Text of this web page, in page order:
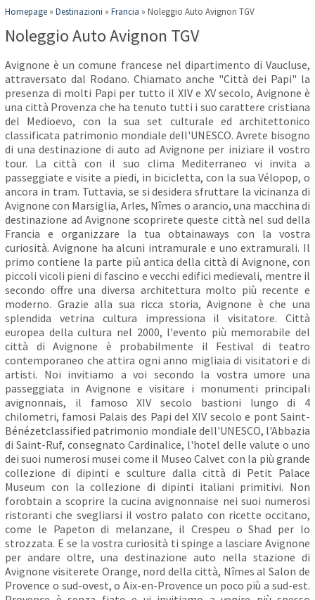
Homepage » Destinazioni » Francia » Noleggio Auto Avignon TGV
Noleggio Auto Avignon TGV
Avignone è un comune francese nel dipartimento di Vaucluse,
attraversato dal Rodano. Chiamato anche "Città dei Papi" la
presenza di molti Papi per tutto il XIV e XV secolo, Avignone è
una città Provenza che ha tenuto tutti i suo carattere cristiana
del Medioevo, con la sua set culturale ed architettonico
classificata patrimonio mondiale dell'UNESCO. Avrete bisogno
di una destinazione di auto ad Avignone per iniziare il vostro
tour. La città con il suo clima Mediterraneo vi invita a
passeggiate e visite a piedi, in bicicletta, con la sua Vélopop, o
ancora in tram. Tuttavia, se si desidera sfruttare la vicinanza di
Avignone con Marsiglia, Arles, Nîmes o arancio, una macchina di
destinazione ad Avignone scoprirete queste città nel sud della
Francia e organizzare la tua obtainaways con la vostra
curiosità. Avignone ha alcuni intramurale e uno extramurali. Il
primo contiene la parte più antica della città di Avignone, con
piccoli vicoli pieni di fascino e vecchi edifici medievali, mentre il
secondo offre una diversa architettura molto più recente e
moderno. Grazie alla sua ricca storia, Avignone è che una
splendida vetrina cultura impressiona il visitatore. Città
europea della cultura nel 2000, l'evento più memorabile del
città di Avignone è probabilmente il Festival di teatro
contemporaneo che attira ogni anno migliaia di visitatori e di
artisti. Noi invitiamo a voi secondo la vostra umore una
passeggiata in Avignone e visitare i monumenti principali
avignonnais, il famoso XIV secolo bastioni lungo di 4
chilometri, famosi Palais des Papi del XIV secolo e pont Saint-
Bénézetclassified patrimonio mondiale dell'UNESCO, l'Abbazia
di Saint-Ruf, consegnato Cardinalice, l'hotel delle valute o uno
dei suoi numerosi musei come il Museo Calvet con la più grande
collezione di dipinti e sculture dalla città di Petit Palace
Museum con la collezione di dipinti italiani primitivi. Non
forobtain a scoprire la cucina avignonnaise nei suoi numerosi
ristoranti che svegliarsi il vostro palato con ricette occitano,
come le Papeton di melanzane, il Crespeu o Shad per lo
strozzata. E se la vostra curiosità ti spinge a lasciare Avignone
per andare oltre, una destinazione auto nella stazione di
Avignone visiterete Orange, nord della città, Nîmes al Salon de
Provence o sud-ovest, o Aix-en-Provence un poco più a sud-est.